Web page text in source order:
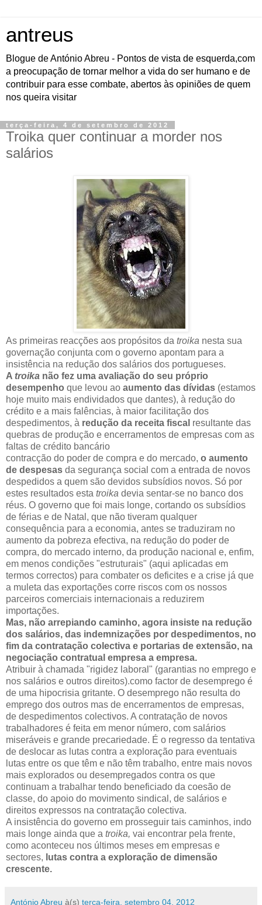
antreus
Blogue de António Abreu - Pontos de vista de esquerda,com
a preocupação de tornar melhor a vida do ser humano e de
contribuir para esse combate, abertos às opiniões de quem
nos queira visitar
terça-feira, 4 de setembro de 2012
Troika quer continuar a morder nos
salários
As primeiras reacções aos propósitos da troika nesta sua
governação conjunta com o governo apontam para a
insistência na redução dos salários dos portugueses.
A troika não fez uma avaliação do seu próprio
desempenho que levou ao aumento das dívidas (estamos
hoje muito mais endividados que dantes), à redução do
crédito e a mais falências, à maior facilitação dos
despedimentos, à redução da receita fiscal resultante das
quebras de produção e encerramentos de empresas com as
faltas de crédito bancário
contracção do poder de compra e do mercado, o aumento
de despesas da segurança social com a entrada de novos
despedidos a quem são devidos subsídios novos. Só por
estes resultados esta troika devia sentar-se no banco dos
réus. O governo que foi mais longe, cortando os subsídios
de férias e de Natal, que não tiveram qualquer
consequência para a economia, antes se traduziram no
aumento da pobreza efectiva, na redução do poder de
compra, do mercado interno, da produção nacional e, enfim,
em menos condições "estruturais" (aqui aplicadas em
termos correctos) para combater os deficites e a crise já que
a muleta das exportações corre riscos com os nossos
parceiros comerciais internacionais a reduzirem
importações.
Mas, não arrepiando caminho, agora insiste na redução
dos salários, das indemnizações por despedimentos, no
fim da contratação colectiva e portarias de extensão, na
negociação contratual empresa a empresa.
Atribuir à chamada "rigidez laboral" (garantias no emprego e
nos salários e outros direitos).como factor de desemprego é
de uma hipocrisia gritante. O desemprego não resulta do
emprego dos outros mas de encerramentos de empresas,
de despedimentos colectivos. A contratação de novos
trabalhadores é feita em menor número, com salários
miseráveis e grande precariedade. É o regresso da tentativa
de deslocar as lutas contra a exploração para eventuais
lutas entre os que têm e não têm trabalho, entre mais novos
mais explorados ou desempregados contra os que
continuam a trabalhar tendo beneficiado da coesão de
classe, do apoio do movimento sindical, de salários e
direitos expressos na contratação colectiva.
A insistência do governo em prosseguir tais caminhos, indo
mais longe ainda que a troika, vai encontrar pela frente,
como aconteceu nos últimos meses em empresas e
sectores, lutas contra a exploração de dimensão
crescente.
António Abreu à(s) terça-feira, setembro 04, 2012